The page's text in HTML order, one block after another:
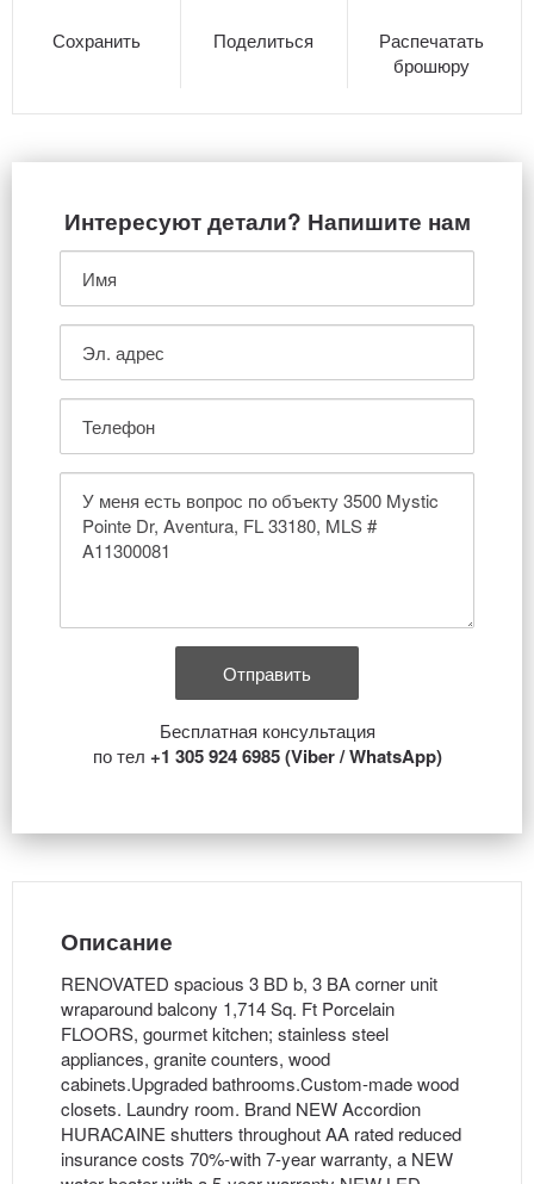
Сохранить Поделиться
Распечатать
брошюру
Интересуют детали? Напишите нам
Бесплатная консультация
по тел +1 305 924 6985 (Viber / WhatsApp)
Описание
RENOVATED spacious 3 BD b, 3 BA corner unit
wraparound balcony 1,714 Sq. Ft Porcelain
FLOORS, gourmet kitchen; stainless steel
appliances, granite counters, wood
cabinets.Upgraded bathrooms.Custom-made wood
closets. Laundry room. Brand NEW Accordion
HURACAINE shutters throughout AA rated reduced
insurance costs 70%-with 7-year warranty, a NEW